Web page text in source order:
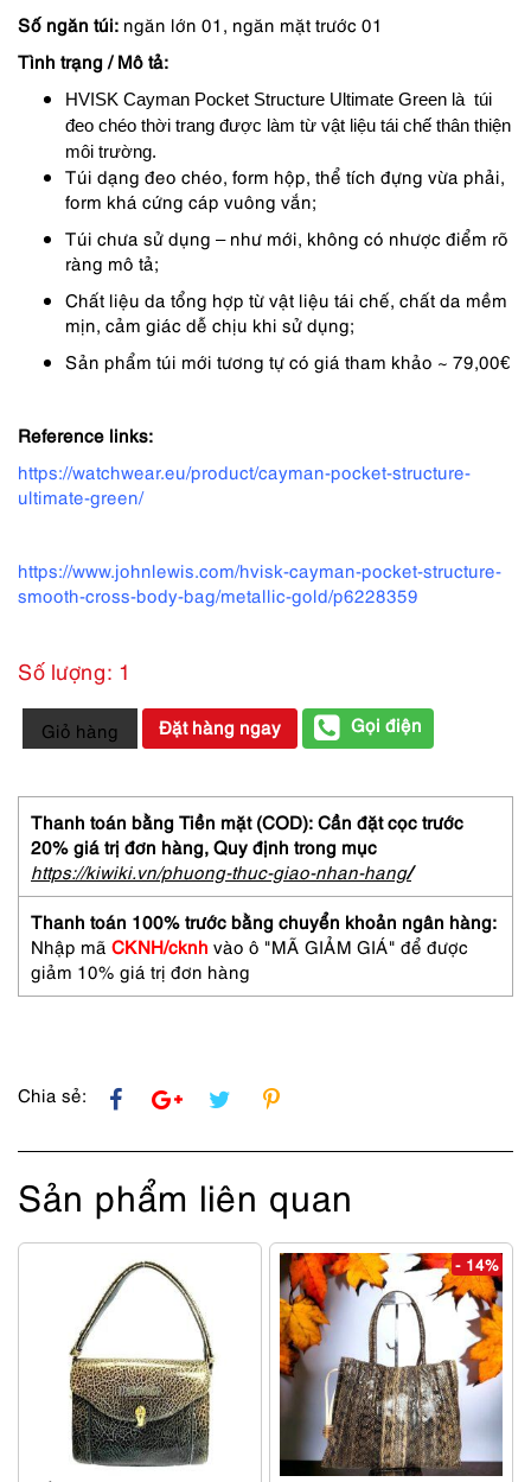
Số ngăn túi: ngăn lớn 01, ngăn mặt trước 01
Tình trạng / Mô tả:
HVISK Cayman Pocket Structure Ultimate Green là túi
đeo chéo thời trang được làm từ vật liệu tái chế thân thiện
môi trường.
Túi dạng đeo chéo, form hộp, thể tích đựng vừa phải,
form khá cứng cáp vuông vắn;
Túi chưa sử dụng – như mới, không có nhược điểm rõ
ràng mô tả;
Chất liệu da tổng hợp từ vật liệu tái chế, chất da mềm
mịn, cảm giác dễ chịu khi sử dụng;
Sản phẩm túi mới tương tự có giá tham khảo ~ 79,00€
Reference links:
https://watchwear.eu/product/cayman-pocket-structure-
ultimate-green/
https://www.johnlewis.com/hvisk-cayman-pocket-structure-
smooth-cross-body-bag/metallic-gold/p6228359
Số lượng: 1
4175-
Túi
chéo/
đeo
vai-
HVISK
messenger
bag-
Mới/chưa
sử
dụng
Giỏ hàng Đặt hàng ngay Gọi điện
Thanh toán bằng Tiền mặt (COD): Cần đặt cọc trước
20% giá trị đơn hàng, Quy định trong mục
https://kiwiki.vn/phuong-thuc-giao-nhan-hang/
Thanh toán 100% trước bằng chuyển khoản ngân hàng:
Nhập mã CKNH/cknh vào ô "MÃ GIẢM GIÁ" để được
giảm 10% giá trị đơn hàng
Chia sẻ:
Sản phẩm liên quan
- 14%